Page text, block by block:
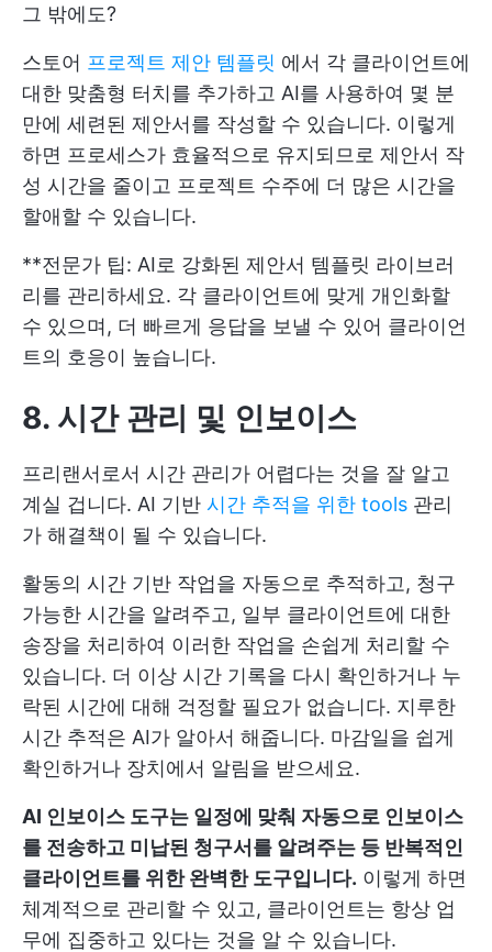
그 밖에도?
스토어 프로젝트 제안 템플릿 에서 각 클라이언트에
대한 맞춤형 터치를 추가하고 AI를 사용하여 몇 분
만에 세련된 제안서를 작성할 수 있습니다. 이렇게
하면 프로세스가 효율적으로 유지되므로 제안서 작
성 시간을 줄이고 프로젝트 수주에 더 많은 시간을
할애할 수 있습니다.
**전문가 팁: AI로 강화된 제안서 템플릿 라이브러
리를 관리하세요. 각 클라이언트에 맞게 개인화할
수 있으며, 더 빠르게 응답을 보낼 수 있어 클라이언
트의 호응이 높습니다.
8. 시간 관리 및 인보이스
프리랜서로서 시간 관리가 어렵다는 것을 잘 알고
계실 겁니다. AI 기반 시간 추적을 위한 tools 관리
가 해결책이 될 수 있습니다.
활동의 시간 기반 작업을 자동으로 추적하고, 청구
가능한 시간을 알려주고, 일부 클라이언트에 대한
송장을 처리하여 이러한 작업을 손쉽게 처리할 수
있습니다. 더 이상 시간 기록을 다시 확인하거나 누
락된 시간에 대해 걱정할 필요가 없습니다. 지루한
시간 추적은 AI가 알아서 해줍니다. 마감일을 쉽게
확인하거나 장치에서 알림을 받으세요.
AI 인보이스 도구는 일정에 맞춰 자동으로 인보이스
를 전송하고 미납된 청구서를 알려주는 등 반복적인
클라이언트를 위한 완벽한 도구입니다. 이렇게 하면
체계적으로 관리할 수 있고, 클라이언트는 항상 업
무에 집중하고 있다는 것을 알 수 있습니다.